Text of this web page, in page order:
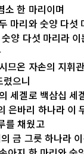
소 한 마리이며
마리와 숫양 다섯
양 다섯 마리라
므온 자손의 지휘
으니
세겔로 백삼십 세
은바리 하나라 이
를 채웠고
금 그릇 하나라